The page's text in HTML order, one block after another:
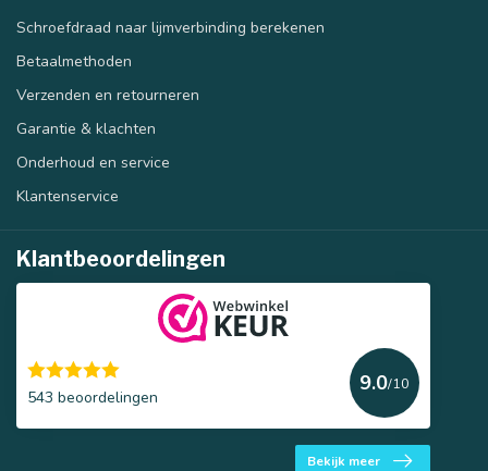
Schroefdraad naar lijmverbinding berekenen
Betaalmethoden
Verzenden en retourneren
Garantie & klachten
Onderhoud en service
Klantenservice
Klantbeoordelingen
543 beoordelingen
9.0/10
Bekijk meer